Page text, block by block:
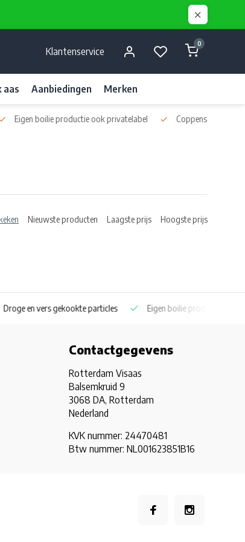
Klantenservice
0
aas Aanbiedingen Merken
Coppens en Skretting pellets Diverse kwaliteits
Nieuwste producten Laagste prijs Hoogste prijs
Eigen boilie productie ook privatelabel Coppens en
Contactgegevens
Rotterdam Visaas
Balsemkruid 9
3068 DA, Rotterdam
Nederland
KVK nummer: 24470481
Btw nummer: NL001623851B16